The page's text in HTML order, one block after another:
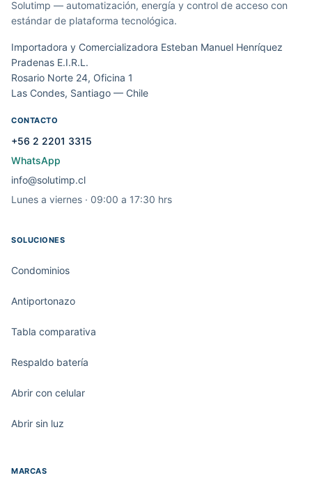
Solutimp — automatización, energía y control de acceso con
estándar de plataforma tecnológica.
Importadora y Comercializadora Esteban Manuel Henríquez
Pradenas E.I.R.L.
Rosario Norte 24, Oficina 1
Las Condes, Santiago — Chile
CONTACTO
+56 2 2201 3315
WhatsApp
info@solutimp.cl
Lunes a viernes · 09:00 a 17:30 hrs
SOLUCIONES
Condominios
Antiportonazo
Tabla comparativa
Respaldo batería
Abrir con celular
Abrir sin luz
MARCAS